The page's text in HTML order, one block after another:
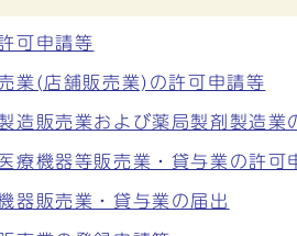
可申請等
業(店舗販売業)の許可申請等
造販売業および薬局製剤製造業
療機器等販売業・貸与業の許可
器販売業・貸与業の届出